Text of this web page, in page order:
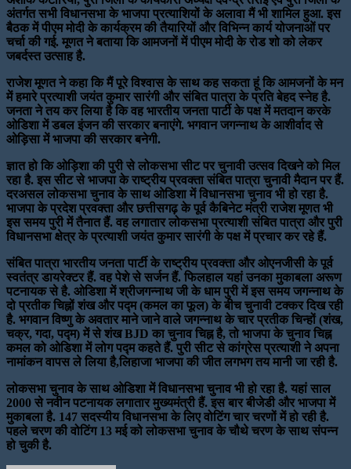
अंतर्गत सभी विधानसभा के भाजपा प्रत्याशियों के अलावा मैं भी शामिल हुआ. इस
बैठक में पीएम मोदी के कार्यक्रम की तैयारियों और विभिन्न कार्य योजनाओं पर
चर्चा की गई. मूणत ने बताया कि आमजनों में पीएम मोदी के रोड शो को लेकर
जबर्दस्त उत्साह है.
राजेश मूणत ने कहा कि मैं पूरे विश्वास के साथ कह सकता हूं कि आमजनों के मन
में हमारे प्रत्याशी जयंत कुमार सारंगी और संबित पात्रा के प्रति बेहद स्नेह है.
जनता ने तय कर लिया है कि वह भारतीय जनता पार्टी के पक्ष में मतदान करके
ओडिशा में डबल इंजन की सरकार बनाएंगे. भगवान जगन्नाथ के आशीर्वाद से
ओड़िसा में भाजपा की सरकार बनेगी.
ज्ञात हो कि ओड़िशा की पुरी से लोकसभा सीट पर चुनावी उत्सव दिखने को मिल
रहा है. इस सीट से भाजपा के राष्ट्रीय प्रवक्ता संबित पात्रा चुनावी मैदान पर हैं.
दरअसल लोकसभा चुनाव के साथ ओडिशा में विधानसभा चुनाव भी हो रहा है.
भाजपा के प्रदेश प्रवक्ता और छत्तीसगढ़ के पूर्व कैबिनेट मंत्री राजेश मूणत भी
इस समय पुरी में तैनात हैं. वह लगातार लोकसभा प्रत्याशी संबित पात्रा और पुरी
विधानसभा क्षेत्र के प्रत्याशी जयंत कुमार सारंगी के पक्ष में प्रचार कर रहे हैं.
संबित पात्रा भारतीय जनता पार्टी के राष्ट्रीय प्रवक्ता और ओएनजीसी के पूर्व
स्वतंत्र डायरेक्टर हैं. वह पेशे से सर्जन हैं. फिलहाल यहां उनका मुकाबला अरूण
पटनायक से है. ओडिशा में श्रीजगन्नाथ जी के धाम पुरी में इस समय जगन्नाथ के
दो प्रतीक चिह्नों शंख और पद्म (कमल का फूल) के बीच चुनावी टक्कर दिख रही
है. भगवान विष्णु के अवतार माने जाने वाले जगन्नाथ के चार प्रतीक चिन्हों (शंख,
चक्र, गदा, पद्म) में से शंख BJD का चुनाव चिह्न है, तो भाजपा के चुनाव चिह्न
कमल को ओडिशा में लोग पद्म कहते हैं. पुरी सीट से कांग्रेस प्रत्याशी ने अपना
नामांकन वापस ले लिया है,लिहाजा भाजपा की जीत लगभग तय मानी जा रही है.
लोकसभा चुनाव के साथ ओडिशा में विधानसभा चुनाव भी हो रहा है. यहां साल
2000 से नवीन पटनायक लगातार मुख्यमंत्री हैं. इस बार बीजेडी और भाजपा में
मुकाबला है. 147 सदस्यीय विधानसभा के लिए वोटिंग चार चरणों में हो रही है.
पहले चरण की वोटिंग 13 मई को लोकसभा चुनाव के चौथे चरण के साथ संपन्न
हो चुकी है.